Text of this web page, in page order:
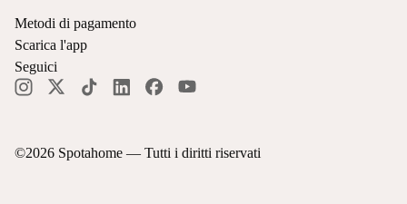
©2026 Spotahome — Tutti i diritti riservati
Metodi di pagamento
Scarica l'app
Seguici